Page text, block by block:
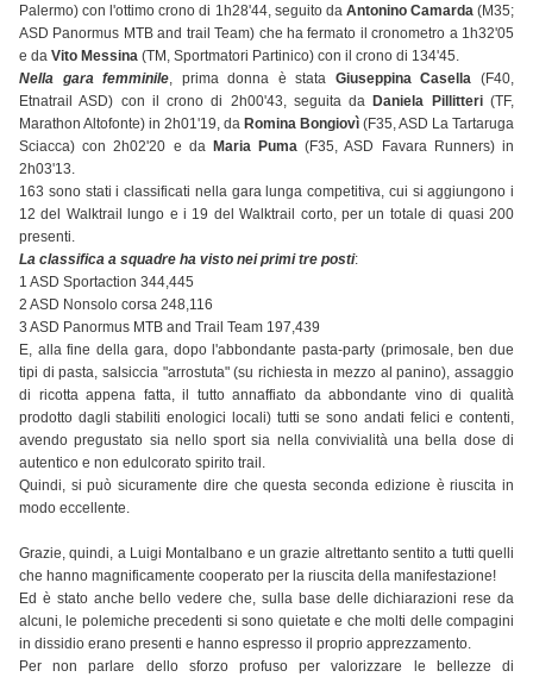
Palermo) con l'ottimo crono di 1h28'44, seguito da Antonino Camarda(M35;
ASD Panormus MTB and trail Team) che ha fermato il cronometro a 1h32'05
e da Vito Messina (TM, Sportmatori Partinico) con il crono di 134'45.
Nella gara femminile, prima donna è stata Giuseppina Casella(F40,
Etnatrail ASD) con il crono di 2h00'43, seguita da Daniela Pillitteri(TF,
Marathon Altofonte) in 2h01'19, da Romina Bongiovì (F35, ASD La Tartaruga
Sciacca) con 2h02'20 e da Maria Puma (F35, ASD Favara Runners) in
2h03'13.
163 sono stati i classificati nella gara lunga competitiva, cui si aggiungono i
12 del Walktrail lungo e i 19 del Walktrail corto, per un totale di quasi 200
presenti.
La classifica a squadre ha visto nei primi tre posti:
1 ASD Sportaction 344,445
2 ASD Nonsolo corsa 248,116
3 ASD Panormus MTB and Trail Team 197,439
E, alla fine della gara, dopo l'abbondante pasta-party (primosale, ben due
tipi di pasta, salsiccia "arrostuta" (su richiesta in mezzo al panino), assaggio
di ricotta appena fatta, il tutto annaffiato da abbondante vino di qualità
prodotto dagli stabiliti enologici locali) tutti se sono andati felici e contenti,
avendo pregustato sia nello sport sia nella convivialità una bella dose di
autentico e non edulcorato spirito trail.
Quindi, si può sicuramente dire che questa seconda edizione è riuscita in
modo eccellente.
Grazie, quindi, a Luigi Montalbano e un grazie altrettanto sentito a tutti quelli
che hanno magnificamente cooperato per la riuscita della manifestazione!
Ed è stato anche bello vedere che, sulla base delle dichiarazioni rese da
alcuni, le polemiche precedenti si sono quietate e che molti delle compagini
in dissidio erano presenti e hanno espresso il proprio apprezzamento.
Per non parlare dello sforzo profuso per valorizzare le bellezze di